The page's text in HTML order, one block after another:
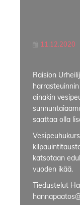
11.12.2020
Raision
ainakin
saattaa olla
katsotaan
vuoden ikää.
Tiedustelut